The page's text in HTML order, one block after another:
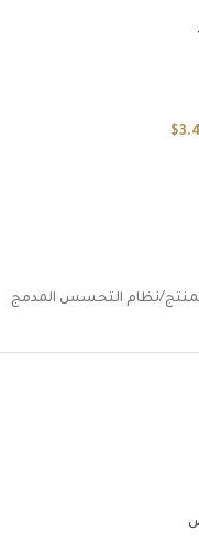
$
نظام التحسس المدمج